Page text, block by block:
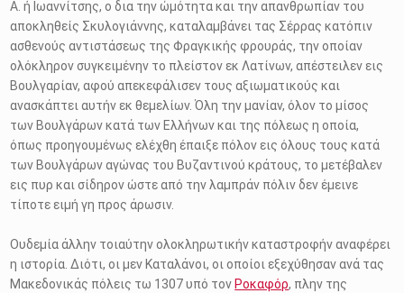
Α. ή Ιωαννίτσης, ο δια την ώμότητα και την απανθρωπίαν του
αποκληθείς Σκυλογιάννης, καταλαμβάνει τας Σέρρας κατόπιν
ασθενούς αντιστάσεως της Φραγκικής φρουράς, την οποίαν
ολόκληρον συγκειμένην το πλείστον εκ Λατίνων, απέστειλεν εις
Βουλγαρίαν, αφού απεκεφάλισεν τους αξιωματικούς και
ανασκάπτει αυτήν εκ θεμελίων. Όλη την μανίαν, όλον το μίσος
των Βουλγάρων κατά των Ελλήνων και της πόλεως η οποία,
όπως προηγουμένως ελέχθη έπαιξε πόλον εις όλους τους κατά
των Βουλγάρων αγώνας του Βυζαντινού κράτους, το μετέβαλεν
εις πυρ και σίδηρον ώστε από την λαμπράν πόλιν δεν έμεινε
τίποτε ειμή γη προς άρωσιν.
Ουδεμία άλλην τοιαύτην ολοκληρωτικήν καταστροφήν αναφέρει
η ιστορία. Διότι, οι μεν Καταλάνοι, οι οποίοι εξεχύθησαν ανά τας
Μακεδονικάς πόλεις τω 1307 υπό τον Ροκαφόρ, πλην της